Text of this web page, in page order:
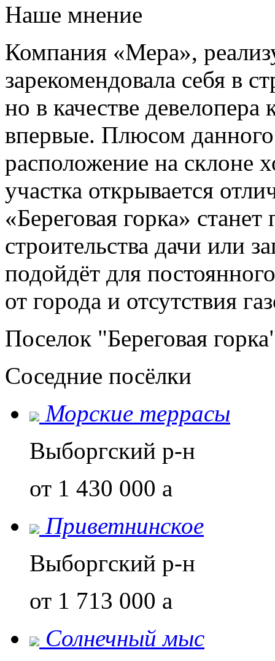
Наше мнение
Компания «Мера»,
зарекомендовала себя в
но в качестве девелопера
впервые. Плюсом данного
расположение на склоне
участка открывается
«Береговая горка»
строительства дачи или
подойдёт для
от города и отсутствия
Поселок "Береговая
Соседние посёлки
Морские террасы
Выборгский р-н
от 1 430 000 a
Приветнинское
Выборгский р-н
от 1 713 000 a
Солнечный мыс